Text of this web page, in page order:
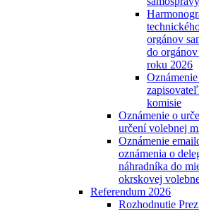
orgánov
do
roku 2026
komisie
Oznámenie o
určení volebnej
Oznámenie
oznámenia o
náhradníka do
okrskovej
Referendum 2026
Rozhodnutie